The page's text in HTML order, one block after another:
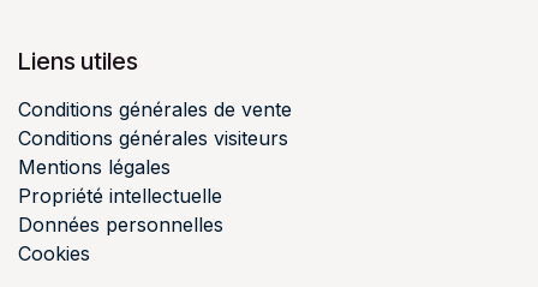
Liens utiles
Conditions générales de vente
Conditions générales visiteurs
Mentions légales
Propriété intellectuelle
Données personnelles
Cookies